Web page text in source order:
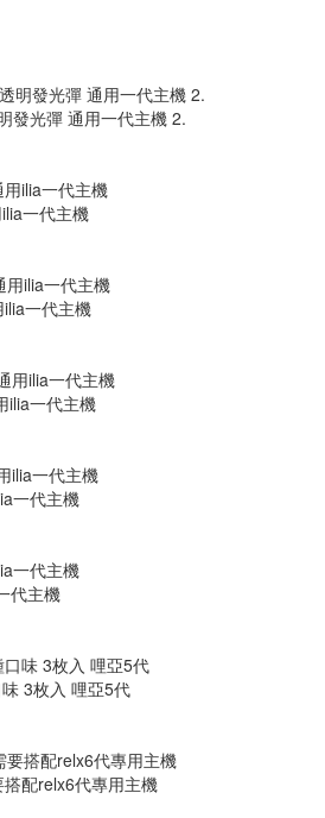
發光彈 通用一代主機 2.
一代主機
一代主機
ilia一代主機
一代主機
代主機
3枚入 哩亞5代
配relx6代專用主機